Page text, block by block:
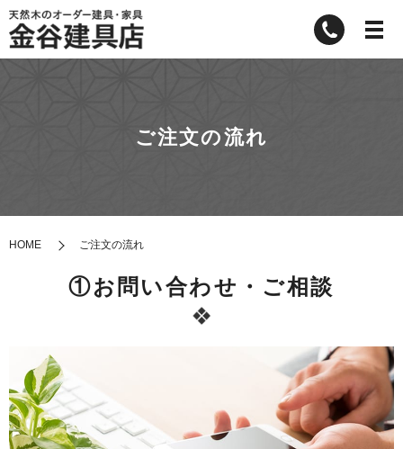
ご注文の流れ
HOME ご注文の流れ
①お問い合わせ・ご相談